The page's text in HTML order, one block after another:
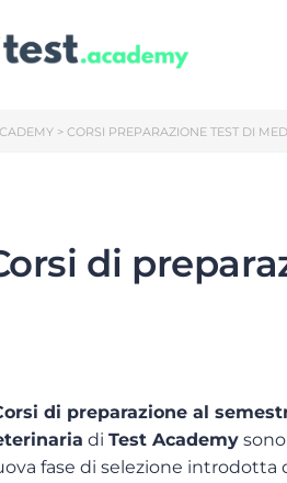
> CORSI PREPARAZIONE TEST DI
di
di preparazione al
di Test Academy
fase di selezione introdotta